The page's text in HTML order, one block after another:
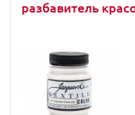
разбавитель